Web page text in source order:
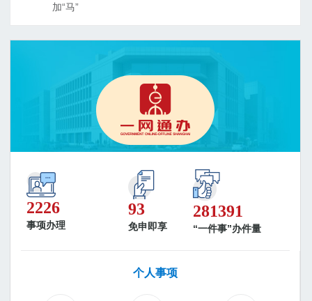
加“马”
2226
事项办理
93
免申即享
281391
“一件事”办件量
个人事项